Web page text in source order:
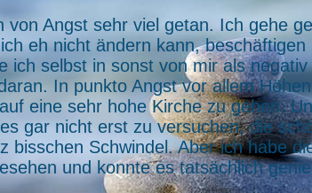
von Angst sehr viel getan. Ich gehe
eh nicht ändern kann, beschäftigen
ich selbst in sonst von mir als
In punkto Angst vor allem
eine sehr hohe Kirche zu gehen.
gar nicht erst zu versuchen, die
bisschen Schwindel. Aber ich habe
und konnte es tatsächlich